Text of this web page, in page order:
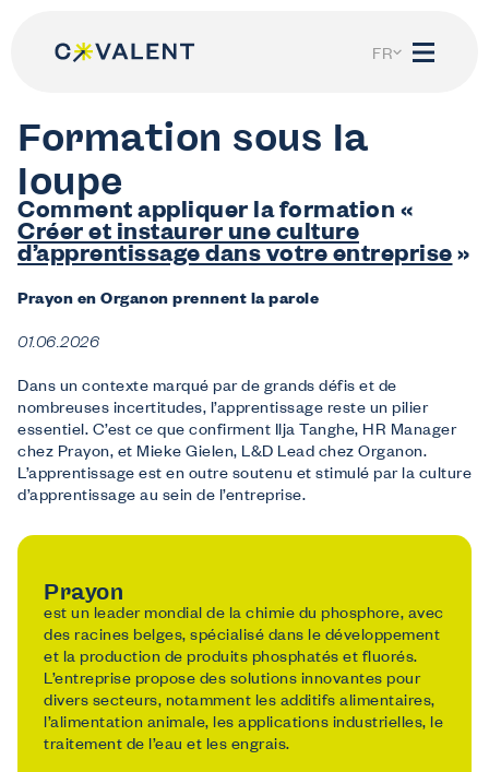
content
FR
Nous aidons
Découvrez ce que Co-valent peut faire pour votre entreprise.
Je suis travailleur
Je suis demandeur d’emploi ou étudiant
Tu rêves d’un futur dans notre secteur ?
Mon Co-valent
Login
Nous offrons
Formations gratuites adaptées aux besoins du secteur.
Demandez des subsides à Co-valent pour vos initiatives de formation.
Conseil
Nous informons
Sur nous
FAQ
Contact
Formation sous la
loupe
Comment appliquer la formation «
Créer et instaurer une culture
d’apprentissage dans votre entreprise»
Prayon en Organon prennent la parole
01.06.2026
Dans un contexte marqué par de grands défis et de
nombreuses incertitudes, l’apprentissage reste un pilier
essentiel. C’est ce que confirment Ilja Tanghe, HR Manager
chez Prayon, et Mieke Gielen, L&D Lead chez Organon.
L’apprentissage est en outre soutenu et stimulé par la culture
d’apprentissage au sein de l’entreprise.
Prayon
est un leader mondial de la chimie du phosphore, avec
des racines belges, spécialisé dans le développement
et la production de produits phosphatés et fluorés.
L’entreprise propose des solutions innovantes pour
divers secteurs, notamment les additifs alimentaires,
l’alimentation animale, les applications industrielles, le
traitement de l’eau et les engrais.